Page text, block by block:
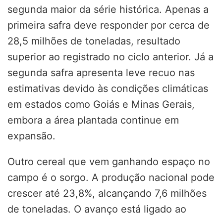
segunda maior da série histórica. Apenas a
primeira safra deve responder por cerca de
28,5 milhões de toneladas, resultado
superior ao registrado no ciclo anterior. Já a
segunda safra apresenta leve recuo nas
estimativas devido às condições climáticas
em estados como Goiás e Minas Gerais,
embora a área plantada continue em
expansão.
Outro cereal que vem ganhando espaço no
campo é o sorgo. A produção nacional pode
crescer até 23,8%, alcançando 7,6 milhões
de toneladas. O avanço está ligado ao